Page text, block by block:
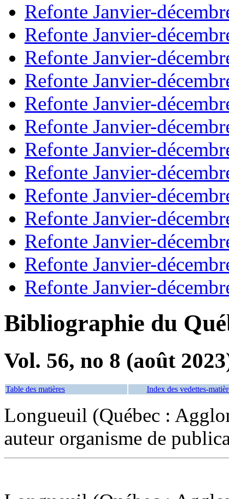
Refonte Janvier-
Refonte Janvier-
Refonte Janvier-
Refonte Janvier-
Refonte Janvier-
Refonte Janvier-
Refonte Janvier-
Refonte Janvier-
Refonte Janvier-
Refonte Janvier-
Refonte Janvier-
Refonte Janvier-
Refonte Janvier-
Bibliographie du
Vol. 56, no 8 (août
Table des matières Index des vedettes-
Longueuil (Québec :
auteur organisme de